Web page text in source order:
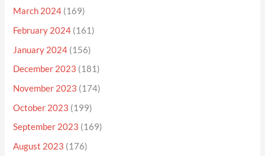
March 2024 (169)
February 2024 (161)
January 2024 (156)
December 2023 (181)
November 2023 (174)
October 2023 (199)
September 2023 (169)
August 2023 (176)